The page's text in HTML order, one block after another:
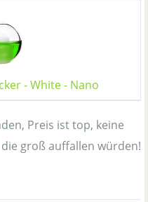
- White - Nano
Preis ist top, keine
groß auffallen würden!